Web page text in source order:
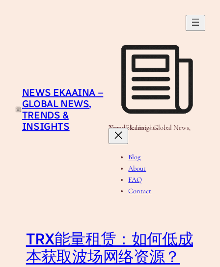
NEWS EKAAINA –
GLOBAL NEWS,
TRENDS &
INSIGHTS
News Ekaaina - Global News, Trends & Insights
Blog
About
FAQ
Contact
TRX能量租赁：如何低成
本获取波场网络资源？